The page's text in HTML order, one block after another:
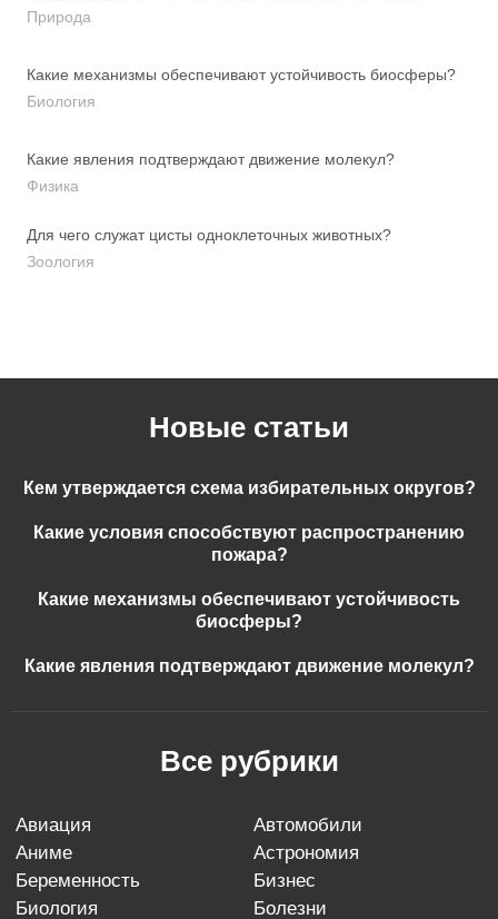
Природа
Какие механизмы обеспечивают устойчивость биосферы?
Биология
Какие явления подтверждают движение молекул?
Физика
Для чего служат цисты одноклеточных животных?
Зоология
Новые статьи
Кем утверждается схема избирательных округов?
Какие условия способствуют распространению
пожара?
Какие механизмы обеспечивают устойчивость
биосферы?
Какие явления подтверждают движение молекул?
Все рубрики
авиация
автомобили
аниме
астрономия
беременность
бизнес
биология
болезни